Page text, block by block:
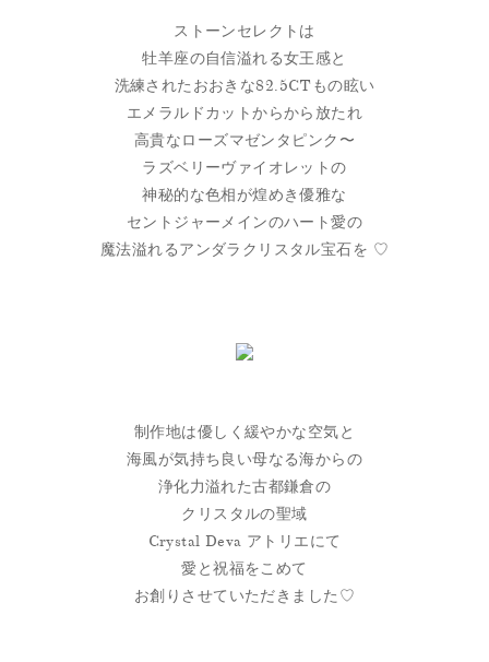
ストーンセレクトは
牡羊座の自信溢れる女王感と
洗練されたおおきな82.5CTもの眩い
エメラルドカットからから放たれ
高貴なローズマゼンタピンク〜
ラズベリーヴァイオレットの
神秘的な色相が煌めき優雅な
セントジャーメインのハート愛の
魔法溢れるアンダラクリスタル宝石を ♡
制作地は優しく緩やかな空気と
海風が気持ち良い母なる海からの
浄化力溢れた古都鎌倉の
クリスタルの聖域
Crystal Deva アトリエにて
愛と祝福をこめて
お創りさせていただきました♡